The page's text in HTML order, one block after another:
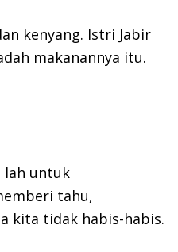
kenyang. Istri Jabir
makanannya itu.
lah untuk
tahu,
kita tidak habis-habis.